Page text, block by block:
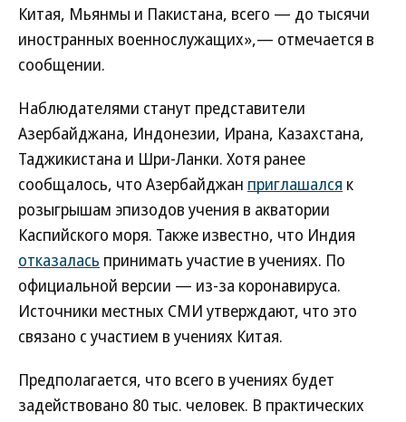
Китая, Мьянмы и Пакистана, всего — до тысячи
иностранных военнослужащих»,— отмечается в
сообщении.
Наблюдателями станут представители
Азербайджана, Индонезии, Ирана, Казахстана,
Таджикистана и Шри-Ланки. Хотя ранее
сообщалось, что Азербайджан приглашался к
розыгрышам эпизодов учения в акватории
Каспийского моря. Также известно, что Индия
отказалась принимать участие в учениях. По
официальной версии — из-за коронавируса.
Источники местных СМИ утверждают, что это
связано с участием в учениях Китая.
Предполагается, что всего в учениях будет
задействовано 80 тыс. человек. В практических